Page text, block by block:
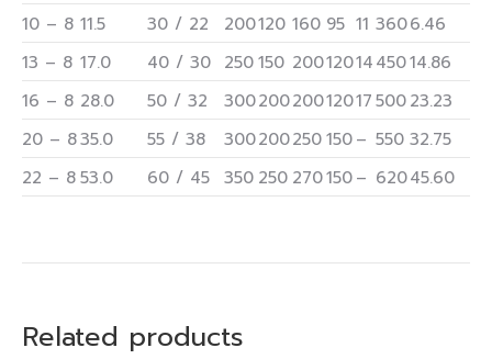
10 – 8 11.5 30 / 22 200120 160 95 11 3606.46
13 – 8 17.0 40 / 30 250150 2001201445014.86
16 – 8 28.0 50 / 32 3002002001201750023.23
20 – 835.0 55 / 38 300200250150– 550 32.75
22 – 853.0 60 / 45 350 250 270150– 62045.60
Related products